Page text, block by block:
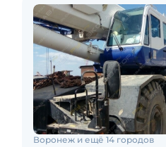
Воронеж и ещё 14 городов